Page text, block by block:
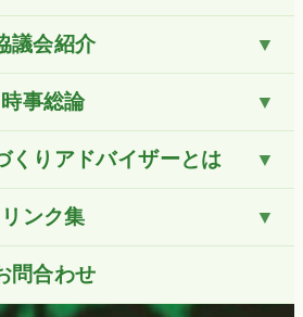
議会紹介
時事総論
くりアドバイザーとは
リンク集
問合わせ